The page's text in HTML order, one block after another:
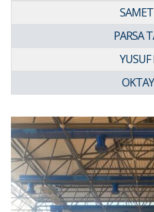
PARSA